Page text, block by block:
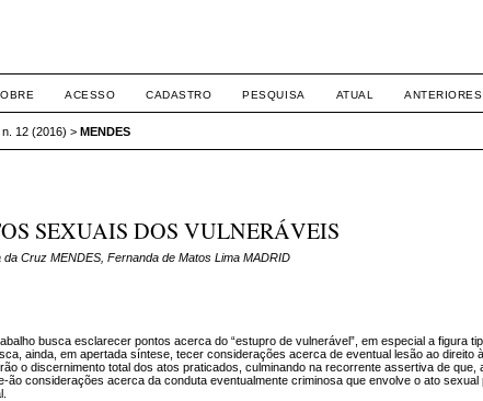
ACESSO CADASTRO PESQUISA ATUAL ANTERIORES
n. 12 (2016) >MENDES
SEXUAIS DOS VULNERÁVEIS
da Cruz MENDES, Fernanda de Matos Lima MADRID
busca esclarecer pontos acerca do “estupro de vulnerável”, em especial a figura
ainda, em apertada síntese, tecer considerações acerca de eventual lesão ao direito
o discernimento total dos atos praticados, culminando na recorrente assertiva de que,
ão considerações acerca da conduta eventualmente criminosa que envolve o ato